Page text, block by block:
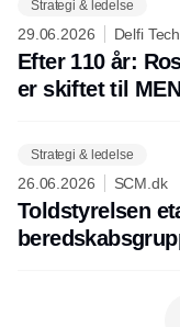
Strategi & ledelse
29.06.2026 Delfi
Efter 110 år:
er skiftet til
Strategi & ledelse
26.06.2026 SCM.dk
Toldstyrelsen